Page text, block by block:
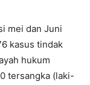
mei dan Juni
kasus tindak
hukum
tersangka (laki-